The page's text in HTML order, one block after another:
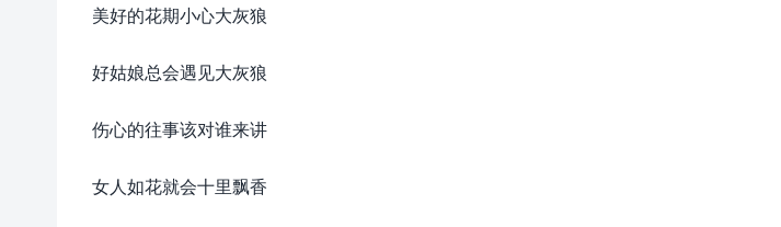
美好的花期小心大灰狼
好姑娘总会遇见大灰狼
伤心的往事该对谁来讲
女人如花就会十里飘香